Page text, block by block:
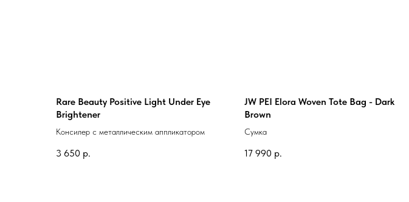
Rare Beauty Positive Light Under Eye
Brightener
Консилер с металлическим аппликатором
3 650 р.
JW PEI Elora Woven Tote Bag - Dark
Brown
Сумка
17 990 р.